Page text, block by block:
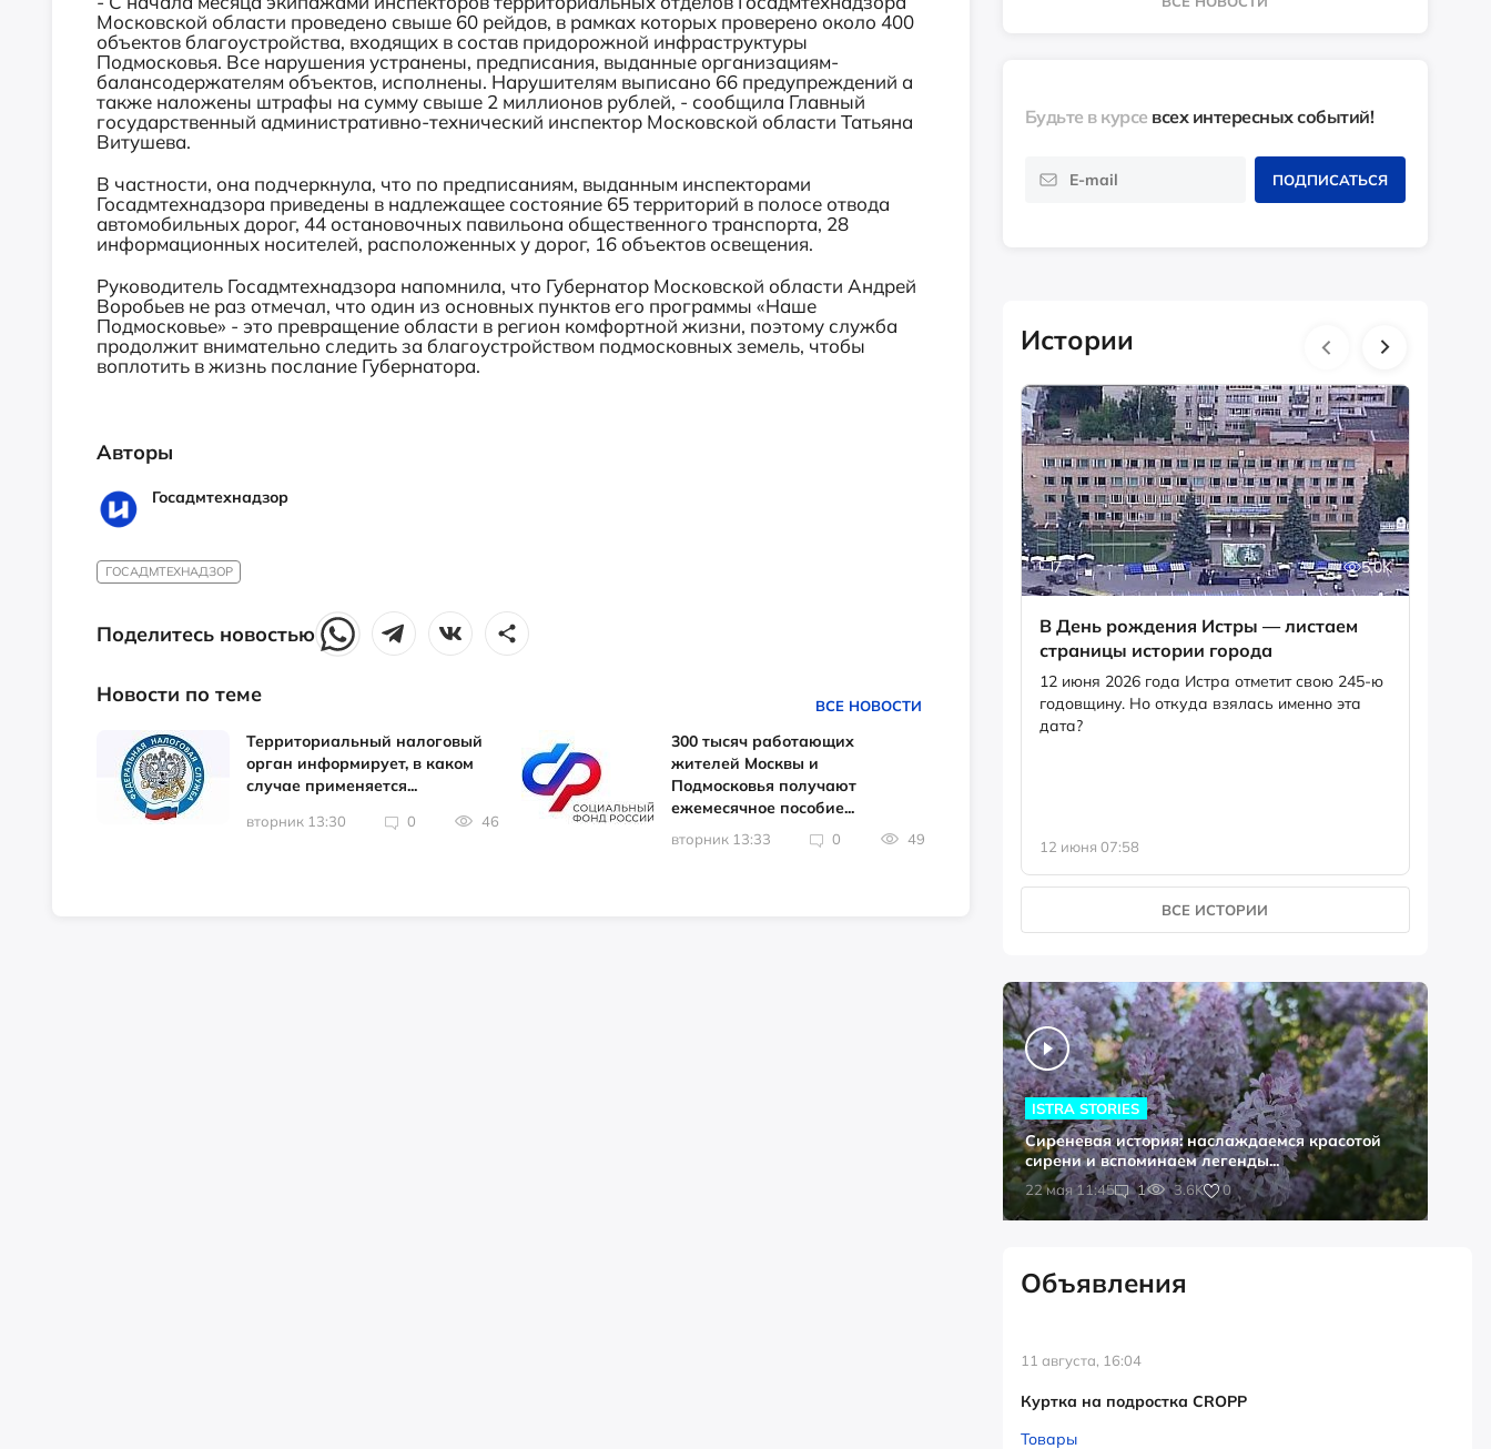
Московской области проведено свыше 60 рейдов, в рамках которых проверено около 400
объектов благоустройства, входящих в состав придорожной инфраструктуры
Подмосковья. Все нарушения устранены, предписания, выданные организациям-
балансодержателям объектов, исполнены. Нарушителям выписано 66 предупреждений а
также наложены штрафы на сумму свыше 2 миллионов рублей, - сообщила Главный
государственный административно-технический инспектор Московской области Татьяна
Витушева.
В частности, она подчеркнула, что по предписаниям, выданным инспекторами
Госадмтехнадзора приведены в надлежащее состояние 65 территорий в полосе отвода
автомобильных дорог, 44 остановочных павильона общественного транспорта, 28
информационных носителей, расположенных у дорог, 16 объектов освещения.
Руководитель Госадмтехнадзора напомнила, что Губернатор Московской области Андрей
Воробьев не раз отмечал, что один из основных пунктов его программы «Наше
Подмосковье» - это превращение области в регион комфортной жизни, поэтому служба
продолжит внимательно следить за благоустройством подмосковных земель, чтобы
воплотить в жизнь послание Губернатора.
Авторы
Госадмтехнадзор
ГОСАДМТЕХНАДЗОР
Поделитесь новостью
Новости по теме ВСЕ НОВОСТИ
Территориальный налоговый
орган информирует, в каком
случае применяется...
вторник 13:30 0 46
300 тысяч работающих
жителей Москвы и
Подмосковья получают
ежемесячное пособие...
вторник 13:33 0 49
Будьте в курсе всех интересных событий!
ПОДПИСАТЬСЯ
Истории
7 5.0K
В День рождения Истры — листаем
страницы истории города
12 июня 2026 года Истра отметит свою 245-ю
годовщину. Но откуда взялась именно эта
дата?
12 июня 07:58
ВСЕ ИСТОРИИ
22 мая 11:45 1 3.6K 0
ISTRA STORIES
Сиреневая история: наслаждаемся красотой
сирени и вспоминаем легенды...
Объявления
11 августа, 16:04
Куртка на подростка CROPP
Товары